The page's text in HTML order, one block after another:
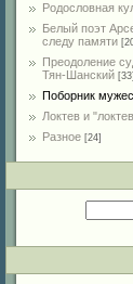
Родословная
Белый поэт
следу памяти
Преодоление
Тян-Шанский [33]
Поборник
Локтев и
Разное [24]